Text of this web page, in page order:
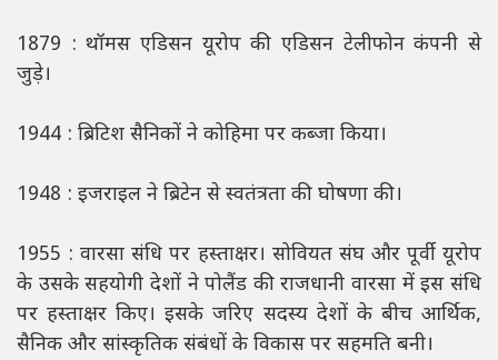
1879 : थॉमस एडिसन यूरोप की एडिसन टेलीफोन कंपनी से
जुड़े।
1944 : ब्रिटिश सैनिकों ने कोहिमा पर कब्जा किया।
1948 : इजराइल ने ब्रिटेन से स्वतंत्रता की घोषणा की।
1955 : वारसा संधि पर हस्ताक्षर। सोवियत संघ और पूर्वी यूरोप
के उसके सहयोगी देशों ने पोलैंड की राजधानी वारसा में इस संधि
पर हस्ताक्षर किए। इसके जरिए सदस्य देशों के बीच आर्थिक,
सैनिक और सांस्कृतिक संबंधों के विकास पर सहमति बनी।